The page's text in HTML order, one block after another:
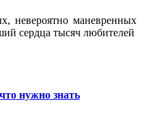
невероятно маневренных
сердца тысяч любителей
нужно знать